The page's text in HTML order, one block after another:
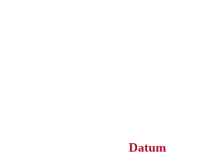
Datum